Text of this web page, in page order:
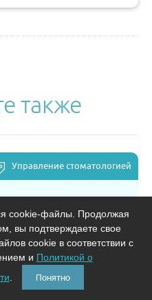
также
Управление стоматологией
о расчете тарифов,
взимания платы и
стоматологической
cookie-файлы. Продолжая
вы подтверждаете свое
cookie в соответствии с
и Политикой о
Понятно